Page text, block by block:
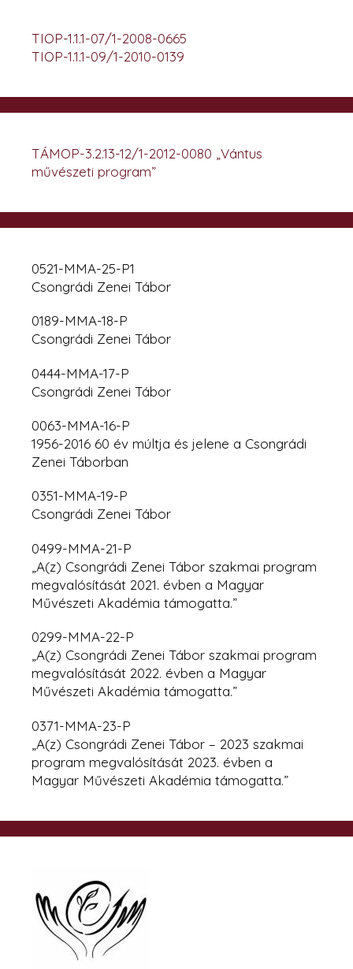
TIOP-1.1.1-07/1-2008-0665
TIOP-1.1.1-09/1-2010-0139
TÁMOP-3.2.13-12/1-2012-0080 „Vántus
művészeti program”
0521-MMA-25-P1
Csongrádi Zenei Tábor
0189-MMA-18-P
Csongrádi Zenei Tábor
0444-MMA-17-P
Csongrádi Zenei Tábor
0063-MMA-16-P
1956-2016 60 év múltja és jelene a Csongrádi
Zenei Táborban
0351-MMA-19-P
Csongrádi Zenei Tábor
0499-MMA-21-P
„A(z) Csongrádi Zenei Tábor szakmai program
megvalósítását 2021. évben a Magyar
Művészeti Akadémia támogatta.”
0299-MMA-22-P
„A(z) Csongrádi Zenei Tábor szakmai program
megvalósítását 2022. évben a Magyar
Művészeti Akadémia támogatta.”
0371-MMA-23-P
„A(z) Csongrádi Zenei Tábor – 2023 szakmai
program megvalósítását 2023. évben a
Magyar Művészeti Akadémia támogatta.”